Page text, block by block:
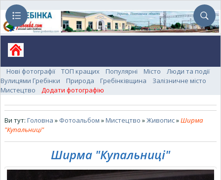
Нові фотографії ТОП кращих Популярні Місто
Люди та події
Вулицями Гребінки
Природа Гребінківщина
Залізничне місто
Мистецтво
Додати фотографію
Ви тут: Головна » Фотоальбом »Мистецтво »Живопис»Ширма
"Купальниці"
Ширма "Купальниці"